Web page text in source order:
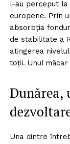
l-au perceput
europene. Prin
absorbția
de stabilitate a
atingerea
toții. Unul
Dunărea,
Una dintre